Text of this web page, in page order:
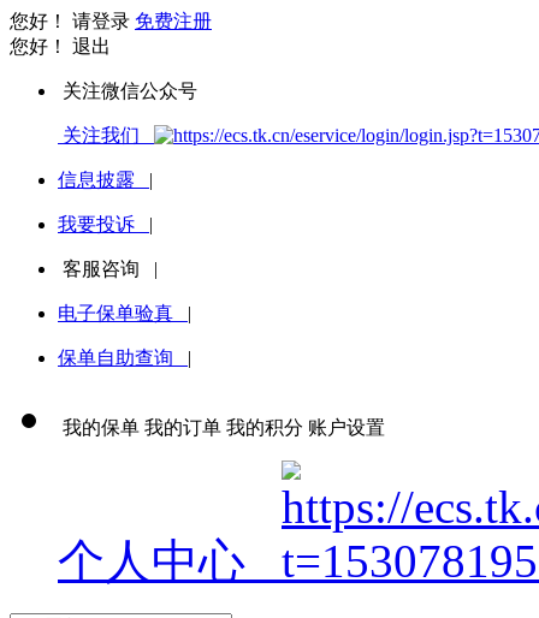
您好！ 请登录 免费注册
您好！ 退出
关注微信公众号
关注我们
信息披露 |
我要投诉 |
客服咨询 |
电子保单验真 |
保单自助查询 |
我的保单 我的订单 我的积分 账户设置
个人中心